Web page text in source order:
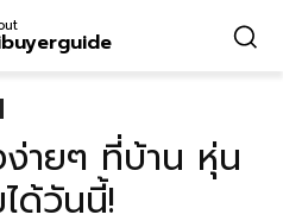
ายๆ ที่บ้าน หุ่น
ด้วันนี้!